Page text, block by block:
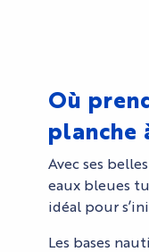
Où
planche
Avec ses
eaux bleues
idéal pour
Les bases